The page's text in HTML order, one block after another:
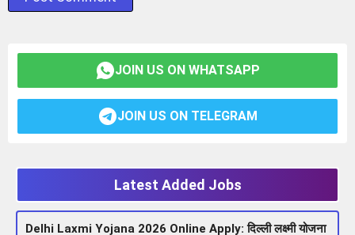
JOIN US ON WHATSAPP
JOIN US ON TELEGRAM
Latest Added Jobs
Delhi Laxmi Yojana 2026 Online Apply: दिल्ली लक्ष्मी योजना